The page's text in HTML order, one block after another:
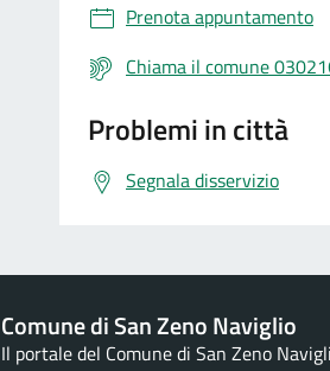
Prenota appuntamento
Chiama il comune
Problemi in città
Segnala disservizio
Comune di San Zeno Naviglio
Il portale del Comune di San Zeno